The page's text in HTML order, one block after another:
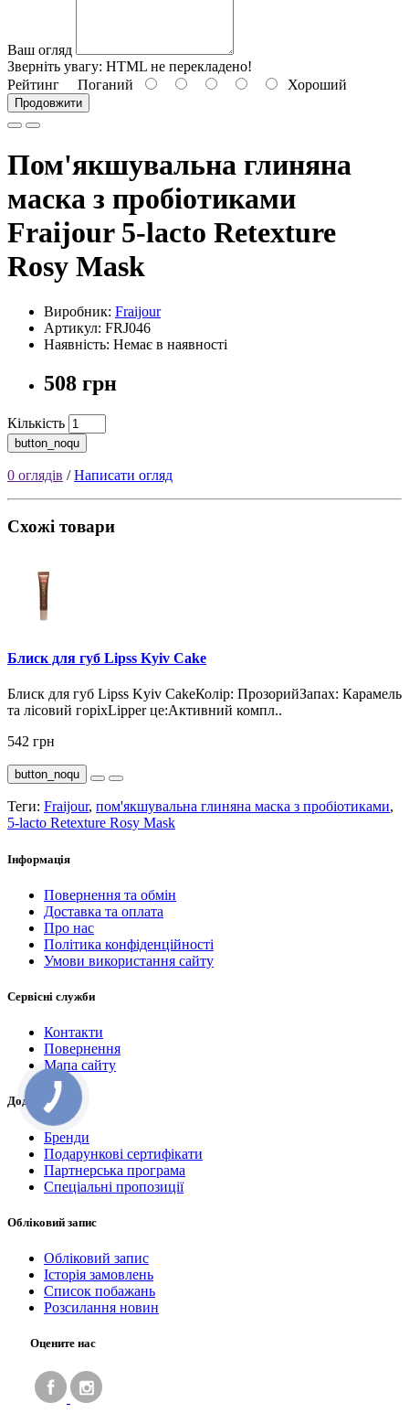
Ваш огляд
Зверніть увагу: HTML не перекладено!
Рейтинг Поганий Хороший
Продовжити
Пом'якшувальна глиняна
маска з пробіотиками
Fraijour 5-lacto Retexture
Rosy Mask
Виробник: Fraijour
Артикул: FRJ046
Наявність: Немає в наявності
508 грн
Кількість
button_noqu
0 оглядів /Написати огляд
Схожі товари
Блиск для губ Lipss Kyiv Cake
Блиск для губ Lipss Kyiv CakeКолір: ПрозорийЗапах: Карамель
та лісовий горіхLipper це:Активний компл..
542 грн
button_noqu
Теги: Fraijour, пом'якшувальна глиняна маска з пробіотиками,
5-lacto Retexture Rosy Mask
Інформація
Повернення та обмін
Доставка та оплата
Про нас
Політика конфіденційності
Умови використання сайту
Сервісні служби
Контакти
Повернення
Мапа сайту
Додатково
Бренди
Подарункові сертифікати
Партнерська програма
Спеціальні пропозиції
Обліковий запис
Обліковий запис
Історія замовлень
Список побажань
Розсилання новин
Оцените нас